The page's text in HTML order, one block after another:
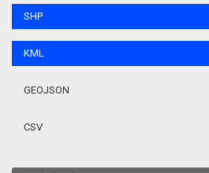
SHP
KML
GEOJSON
CSV